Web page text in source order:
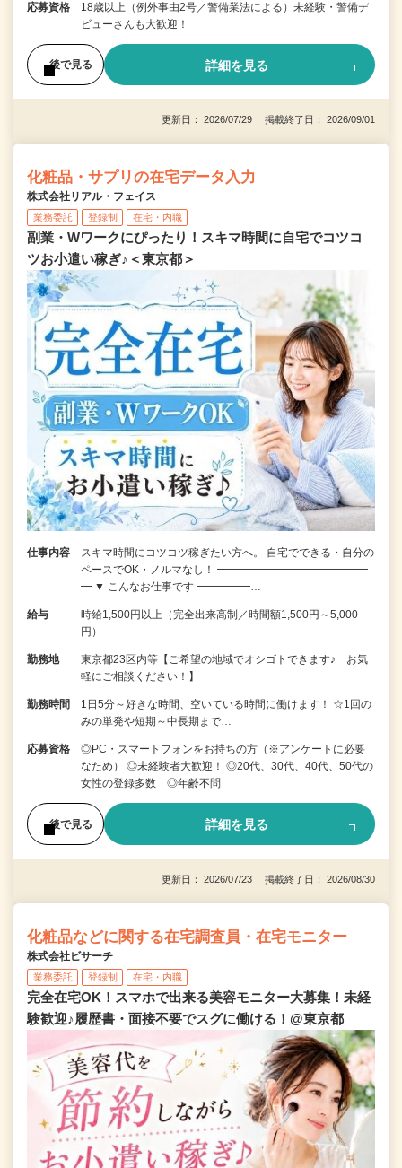
応募資格
18歳以上（例外事由2号／警備業法による）未経験・警備デ
ビューさんも大歓迎！
後で見る 詳細を見る
更新日： 2026/07/29 掲載終了日： 2026/09/01
化粧品・サプリの在宅データ入力
株式会社リアル・フェイス
業務委託 登録制 在宅・内職
副業・Wワークにぴったり！スキマ時間に自宅でコツコ
ツお小遣い稼ぎ♪＜東京都＞
仕事内容
スキマ時間にコツコツ稼ぎたい方へ。 自宅でできる・自分の
ペースでOK・ノルマなし！ ━━━━━━━━━━━━━━
━ ▼ こんなお仕事です ━━━━━…
給与
時給1,500円以上（完全出来高制／時間額1,500円～5,000
円）
勤務地
東京都23区内等【ご希望の地域でオシゴトできます♪ お気
軽にご相談ください！】
勤務時間
1日5分～好きな時間、空いている時間に働けます！ ☆1回の
みの単発や短期～中長期まで…
応募資格
◎PC・スマートフォンをお持ちの方（※アンケートに必要
なため） ◎未経験者大歓迎！ ◎20代、30代、40代、50代の
女性の登録多数 ◎年齢不問
後で見る 詳細を見る
更新日： 2026/07/23 掲載終了日： 2026/08/30
化粧品などに関する在宅調査員・在宅モニター
株式会社ビサーチ
業務委託 登録制 在宅・内職
完全在宅OK！スマホで出来る美容モニター大募集！未経
験歓迎♪履歴書・面接不要でスグに働ける！@東京都